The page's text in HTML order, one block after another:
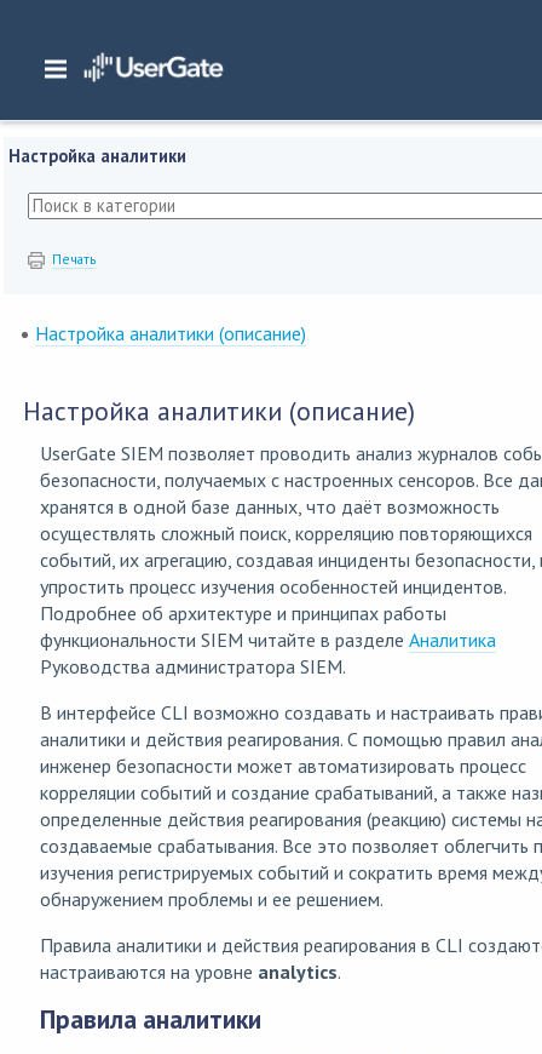
Главная/ Документация/SIEM/
Интерфейс командной строки (CLI)
Настройка аналитики
Печать
Настройка аналитики (описание)
Настройка аналитики (описание)
UserGate SIEM позволяет проводить анализ журналов
безопасности, получаемых с настроенных сенсоров. Все
хранятся в одной базе данных, что даёт возможность
осуществлять сложный поиск, корреляцию повторяющихся
событий, их агрегацию, создавая инциденты безопасности,
упростить процесс изучения особенностей инцидентов.
Подробнее об архитектуре и принципах работы
функциональности SIEM читайте в разделе Аналитика
Руководства администратора SIEM.
В интерфейсе CLI возможно создавать и настраивать
аналитики и действия реагирования. С помощью правил
инженер безопасности может автоматизировать процесс
корреляции событий и создание срабатываний, а также
определенные действия реагирования (реакцию) системы
создаваемые срабатывания. Все это позволяет облегчить
изучения регистрируемых событий и сократить время
обнаружением проблемы и ее решением.
Правила аналитики и действия реагирования в CLI
настраиваются на уровне analytics.
Правила аналитики